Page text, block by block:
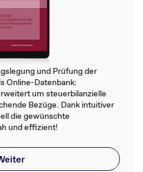
und Prüfung der
Online-Datenbank:
um steuerbilanzielle
Bezüge. Dank intuitiver
die gewünschte
und effizient!